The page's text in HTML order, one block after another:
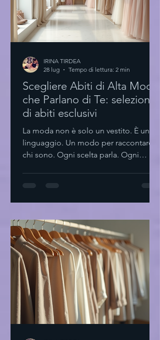
professione. Eye-level v
Scegliere Abiti di Alta Moda
che Parlano di Te: selezione
di abiti esclusivi
La moda non è solo un vestito. È un
linguaggio. Un modo per raccontare
chi sono. Ogni scelta parla. Ogni
bello. Si tratta di trovare pezzi che
view of a minimalist boutique with
exclusive high fashion dresses La forza
del minimalismo nella scelta Pochi
elementi. Linee pulite. Tagli essenziali.
Il minimalismo no
IRINA TIRDEA
28 lug
Tempo di lettura: 2 min